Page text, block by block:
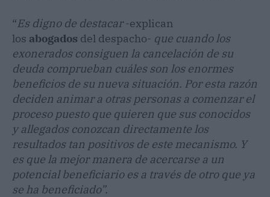
“Es digno de destacar-explican
los abogados del despacho- que cuando los
exonerados consiguen la cancelación de su
deuda comprueban cuáles son los enormes
beneficios de su nueva situación. Por esta razón
deciden animar a otras personas a comenzar el
proceso puesto que quieren que sus conocidos
y allegados conozcan directamente los
resultados tan positivos de este mecanismo. Y
es que la mejor manera de acercarse a un
potencial beneficiario es a través de otro que ya
se ha beneficiado”.